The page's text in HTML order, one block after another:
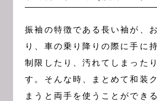
振袖の特徴である長い袖が、
り、車の乗り降りの際に手に
制限したり、汚れてしまった
す。そんな時、まとめて和装
まうと両手を使うことができ